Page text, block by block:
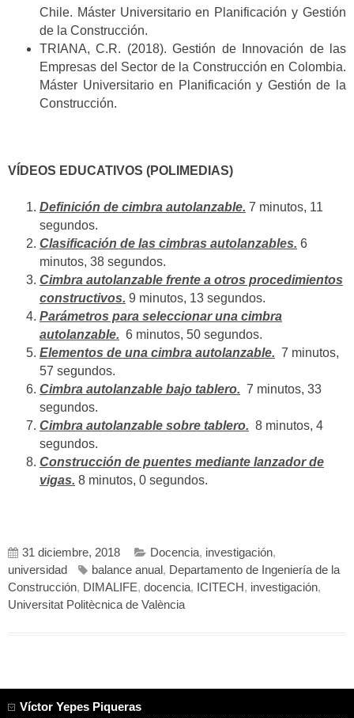
Chile. Máster Universitario en Planificación y Gestión
de la Construcción.
TRIANA, C.R. (2018). Gestión de Innovación de las
Empresas del Sector de la Construcción en Colombia.
Máster Universitario en Planificación y Gestión de la
Construcción.
VÍDEOS EDUCATIVOS (POLIMEDIAS)
Definición de cimbra autolanzable. 7 minutos, 11
segundos.
Clasificación de las cimbras autolanzables. 6
minutos, 38 segundos.
Cimbra autolanzable frente a otros procedimientos
constructivos. 9 minutos, 13 segundos.
Parámetros para seleccionar una cimbra
autolanzable. 6 minutos, 50 segundos.
Elementos de una cimbra autolanzable. 7 minutos,
57 segundos.
Cimbra autolanzable bajo tablero. 7 minutos, 33
segundos.
Cimbra autolanzable sobre tablero. 8 minutos, 4
segundos.
Construcción de puentes mediante lanzador de
vigas. 8 minutos, 0 segundos.
31 diciembre, 2018 Docencia, investigación,
universidad
balance anual, Departamento de Ingeniería de la
Construcción, DIMALIFE, docencia, ICITECH, investigación,
Universitat Politècnica de València
Víctor Yepes Piqueras